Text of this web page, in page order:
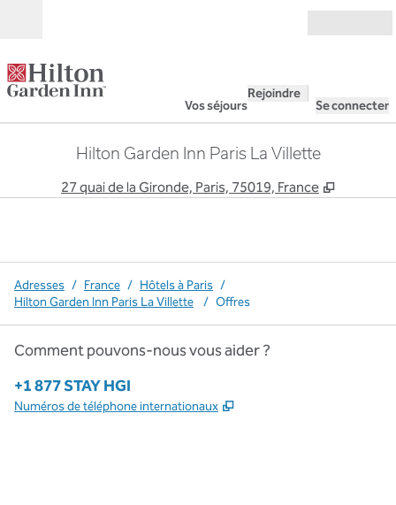
Vos séjours
Rejoindre
Se connecter
Hilton Garden Inn Paris La Villette
27 quai de la Gironde, Paris, 75019, France ,
Adresses / France / Hôtels à Paris /
Hilton Garden Inn Paris La Villette
/ Offres
Comment pouvons-nous vous aider ?
Téléphone :
+1 877 STAY HGI
Numéros de téléphone internationaux ,